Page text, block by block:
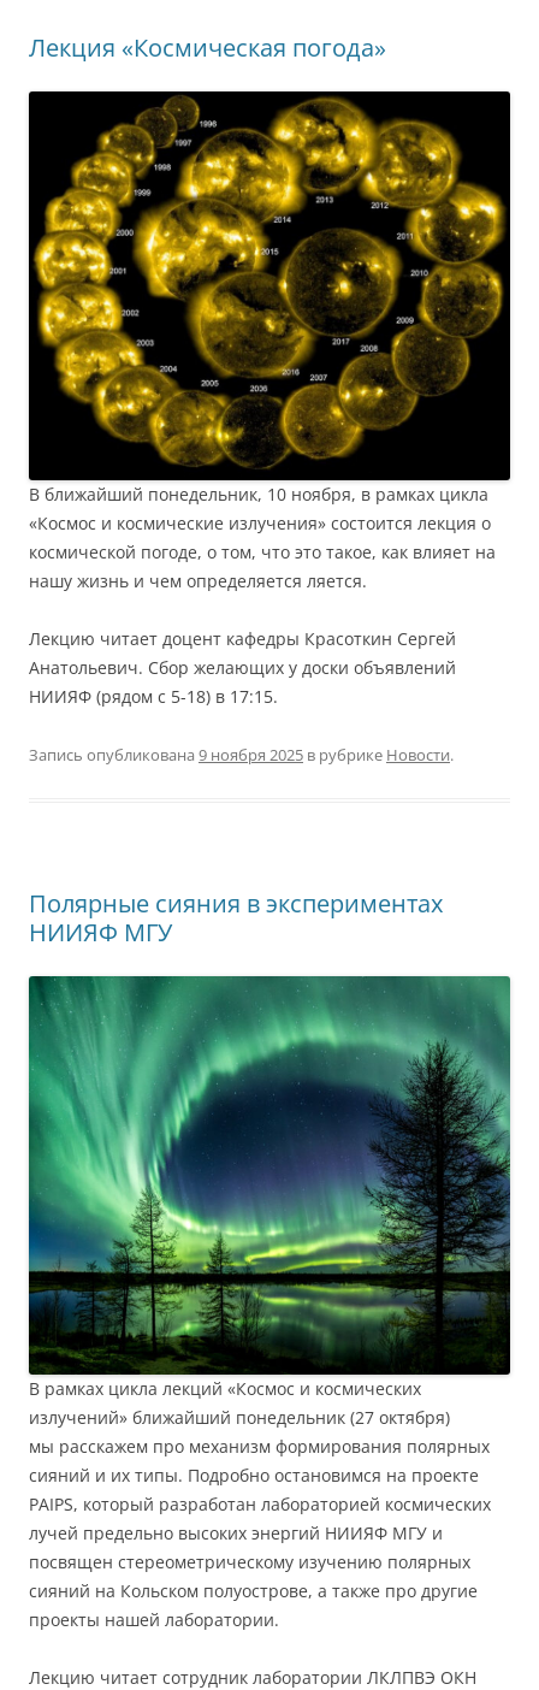
Лекция «Космическая погода»
В ближайший понедельник, 10 ноября, в рамках цикла
«Космос и космические излучения» состоится лекция о
космической погоде, о том, что это такое, как влияет на
нашу жизнь и чем определяется ляется.
Лекцию читает доцент кафедры Красоткин Сергей
Анатольевич. Сбор желающих у доски объявлений
НИИЯФ (рядом с 5-18) в 17:15.
Запись опубликована 9 ноября 2025 в рубрике Новости.
Полярные сияния в экспериментах
НИИЯФ МГУ
В рамках цикла лекций «Космос и космических
излучений» ближайший понедельник (27 октября)
мы расскажем про механизм формирования полярных
сияний и их типы. Подробно остановимся на проекте
PAIPS, который разработан лабораторией космических
лучей предельно высоких энергий НИИЯФ МГУ и
посвящен стереометрическому изучению полярных
сияний на Кольском полуострове, а также про другие
проекты нашей лаборатории.
Лекцию читает сотрудник лаборатории ЛКЛПВЭ ОКН